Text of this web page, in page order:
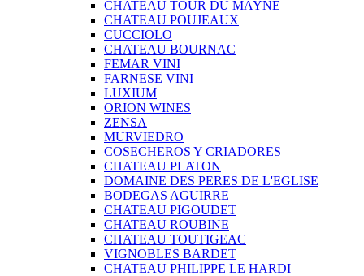
CHATEAU TOUR DU MAYNE
CHATEAU POUJEAUX
CUCCIOLO
CHATEAU BOURNAC
FEMAR VINI
FARNESE VINI
LUXIUM
ORION WINES
ZENSA
MURVIEDRO
COSECHEROS Y CRIADORES
CHATEAU PLATON
DOMAINE DES PERES DE L'EGLISE
BODEGAS AGUIRRE
CHATEAU PIGOUDET
CHATEAU ROUBINE
CHATEAU TOUTIGEAC
VIGNOBLES BARDET
CHATEAU PHILIPPE LE HARDI